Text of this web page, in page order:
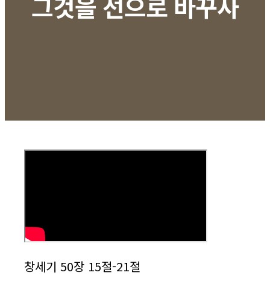
창세기 50장 15절-21절